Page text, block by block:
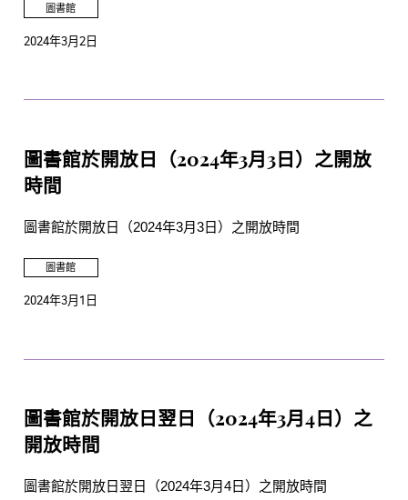
圖書館
2024年3月2日
圖書館於開放日（2024年3月3日）之開放
時間
圖書館於開放日（2024年3月3日）之開放時間
圖書館
2024年3月1日
圖書館於開放日翌日（2024年3月4日）之
開放時間
圖書館於開放日翌日（2024年3月4日）之開放時間